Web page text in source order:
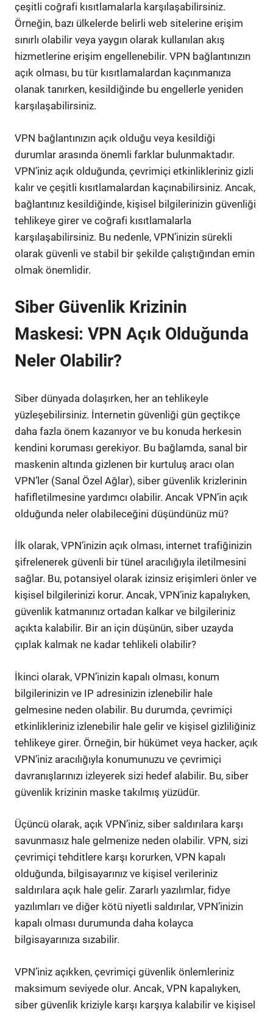
çeşitli coğrafi kısıtlamalarla karşılaşabilirsiniz.
Örneğin, bazı ülkelerde belirli web sitelerine erişim
sınırlı olabilir veya yaygın olarak kullanılan akış
hizmetlerine erişim engellenebilir. VPN bağlantınızın
açık olması, bu tür kısıtlamalardan kaçınmanıza
olanak tanırken, kesildiğinde bu engellerle yeniden
karşılaşabilirsiniz.
VPN bağlantınızın açık olduğu veya kesildiği
durumlar arasında önemli farklar bulunmaktadır.
VPN’iniz açık olduğunda, çevrimiçi etkinlikleriniz gizli
kalır ve çeşitli kısıtlamalardan kaçınabilirsiniz. Ancak,
bağlantınız kesildiğinde, kişisel bilgilerinizin güvenliği
tehlikeye girer ve coğrafi kısıtlamalarla
karşılaşabilirsiniz. Bu nedenle, VPN’inizin sürekli
olarak güvenli ve stabil bir şekilde çalıştığından emin
olmak önemlidir.
Siber Güvenlik Krizinin
Maskesi: VPN Açık Olduğunda
Neler Olabilir?
Siber dünyada dolaşırken, her an tehlikeyle
yüzleşebilirsiniz. İnternetin güvenliği gün geçtikçe
daha fazla önem kazanıyor ve bu konuda herkesin
kendini koruması gerekiyor. Bu bağlamda, sanal bir
maskenin altında gizlenen bir kurtuluş aracı olan
VPN’ler (Sanal Özel Ağlar), siber güvenlik krizlerinin
hafifletilmesine yardımcı olabilir. Ancak VPN’in açık
olduğunda neler olabileceğini düşündünüz mü?
İlk olarak, VPN’inizin açık olması, internet trafiğinizin
şifrelenerek güvenli bir tünel aracılığıyla iletilmesini
sağlar. Bu, potansiyel olarak izinsiz erişimleri önler ve
kişisel bilgilerinizi korur. Ancak, VPN’iniz kapalıyken,
güvenlik katmanınız ortadan kalkar ve bilgileriniz
açıkta kalabilir. Bir an için düşünün, siber uzayda
çıplak kalmak ne kadar tehlikeli olabilir?
İkinci olarak, VPN’inizin kapalı olması, konum
bilgilerinizin ve IP adresinizin izlenebilir hale
gelmesine neden olabilir. Bu durumda, çevrimiçi
etkinlikleriniz izlenebilir hale gelir ve kişisel gizliliğiniz
tehlikeye girer. Örneğin, bir hükümet veya hacker, açık
VPN’iniz aracılığıyla konumunuzu ve çevrimiçi
davranışlarınızı izleyerek sizi hedef alabilir. Bu, siber
güvenlik krizinin maske takılmış yüzüdür.
Üçüncü olarak, açık VPN’iniz, siber saldırılara karşı
savunmasız hale gelmenize neden olabilir. VPN, sizi
çevrimiçi tehditlere karşı korurken, VPN kapalı
olduğunda, bilgisayarınız ve kişisel verileriniz
saldırılara açık hale gelir. Zararlı yazılımlar, fidye
yazılımları ve diğer kötü niyetli saldırılar, VPN’inizin
kapalı olması durumunda daha kolayca
bilgisayarınıza sızabilir.
VPN’iniz açıkken, çevrimiçi güvenlik önlemleriniz
maksimum seviyede olur. Ancak, VPN kapalıyken,
siber güvenlik kriziyle karşı karşıya kalabilir ve kişisel